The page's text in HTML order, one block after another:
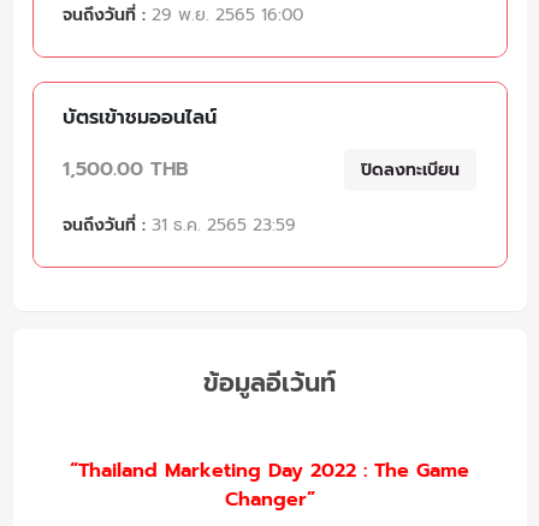
จนถึงวันที่ : 29 พ.ย. 2565 16:00
บัตรเข้าชมออนไลน์
1,500.00 THB
ปิดลงทะเบียน
จนถึงวันที่ : 31 ธ.ค. 2565 23:59
ข้อมูลอีเว้นท์
“Thailand Marketing Day 2022 : The Game
Changer”